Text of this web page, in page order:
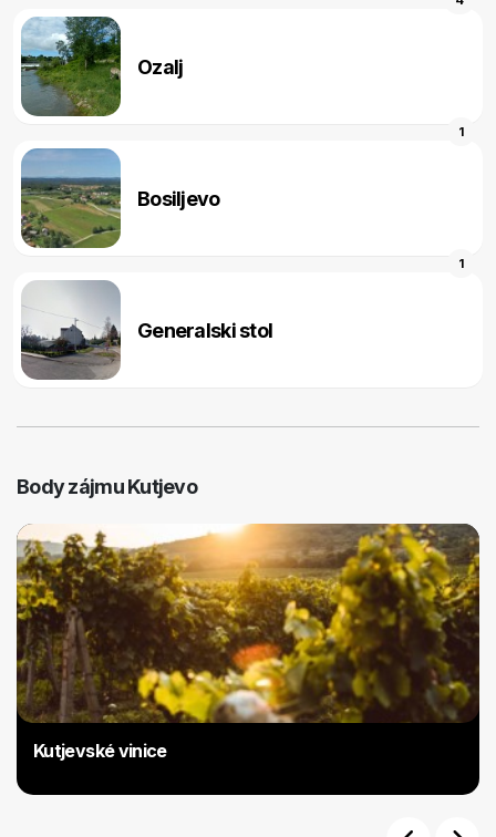
Ozalj
Bosiljevo
1
Generalski stol
1
Body zájmu Kutjevo
Kutjevské vinice